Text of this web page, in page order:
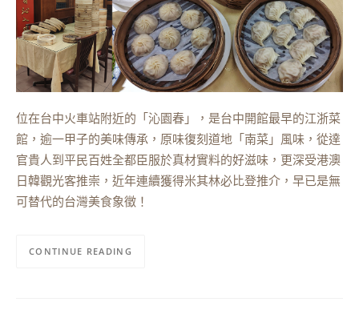
位在台中火車站附近的「沁園春」，是台中開館最早的江浙菜
館，逾一甲子的美味傳承，原味復刻道地「南菜」風味，從達
官貴人到平民百姓全都臣服於真材實料的好滋味，更深受港澳
日韓觀光客推崇，近年連續獲得米其林必比登推介，早已是無
可替代的台灣美食象徵！
CONTINUE READING